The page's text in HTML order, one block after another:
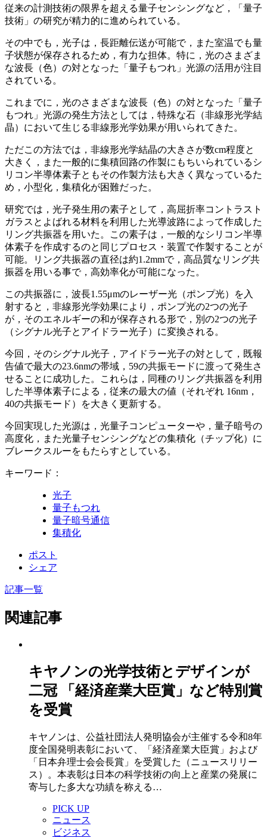
従来の計測技術の限界を超える量子センシングなど，「量子
技術」の研究が精力的に進められている。
その中でも，光子は，長距離伝送が可能で，また室温でも量
子状態が保存されるため，有力な担体。特に，光のさまざま
な波長（色）の対となった「量子もつれ」光源の活用が注目
されている。
これまでに，光のさまざまな波長（色）の対となった「量子
もつれ」光源の発生方法としては，特殊な石（非線形光学結
晶）において生じる非線形光学効果が用いられてきた。
ただこの方法では，非線形光学結晶の大きさが数cm程度と
大きく，また一般的に集積回路の作製にもちいられているシ
リコン半導体素子ともその作製方法も大きく異なっているた
め，小型化，集積化が困難だった。
研究では，光子発生用の素子として，高屈折率コントラスト
ガラスとよばれる材料を利用した光導波路によって作成した
リング共振器を用いた。この素子は，一般的なシリコン半導
体素子を作成するのと同じプロセス・装置で作製することが
可能。リング共振器の直径は約1.2mmで，高品質なリング共
振器を用いる事で，高効率化が可能になった。
この共振器に，波長1.55μmのレーザー光（ポンプ光）を入
射すると，非線形光学効果により，ポンプ光の2つの光子
が，そのエネルギーの和が保存される形で，別の2つの光子
（シグナル光子とアイドラー光子）に変換される。
今回，そのシグナル光子，アイドラー光子の対として，既報
告値で最大の23.6nmの帯域，59の共振モードに渡って発生さ
せることに成功した。これらは，同種のリング共振器を利用
した半導体素子による，従来の最大の値（それぞれ 16nm，
40の共振モード）を大きく更新する。
今回実現した光源は，光量子コンピューターや，量子暗号の
高度化，また光量子センシングなどの集積化（チップ化）に
ブレークスルーをもたらすとしている。
キーワード：
光子
量子もつれ
量子暗号通信
集積化
ポスト
シェア
記事一覧
関連記事
キヤノンの光学技術とデザインが
二冠 「経済産業大臣賞」など特別賞
を受賞
キヤノンは、公益社団法人発明協会が主催する令和8年
度全国発明表彰において、「経済産業大臣賞」および
「日本弁理士会会長賞」を受賞した（ニュースリリー
ス）。本表彰は日本の科学技術の向上と産業の発展に
寄与した多大な功績を称える…
PICK UP
ニュース
ビジネス